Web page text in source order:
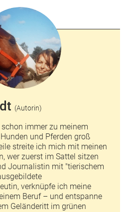
(Autorin)
immer zu meinem
und Pferden groß
streite ich mich mit meinen
wer zuerst im Sattel sitzen
Journalistin mit "tierischem
verknüpfe ich meine
Beruf – und entspanne
Geländeritt im grünen